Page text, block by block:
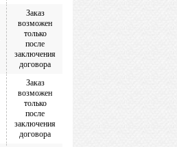
Заказ
возможен
только
после
заключения
договора
Заказ
возможен
только
после
заключения
договора